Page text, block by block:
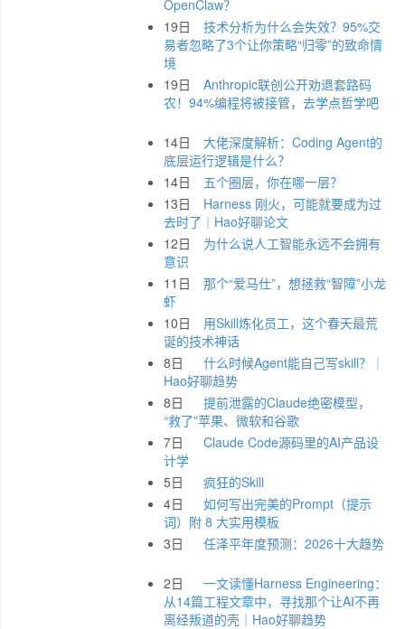
OpenClaw？
19日
技术分析为什么会失效？95%交
易者忽略了3个让你策略“归零”的致命情
境
19日
Anthropic联创公开劝退套路码
农！94%编程将被接管，去学点哲学吧
14日
大佬深度解析：Coding Agent的
底层运行逻辑是什么？
14日
五个圈层，你在哪一层？
13日
Harness 刚火，可能就要成为过
去时了｜Hao好聊论文
12日
为什么说人工智能永远不会拥有
意识
11日
那个“爱马仕”，想拯救“智障”小龙
虾
10日
用Skill炼化员工，这个春天最荒
诞的技术神话
8日
什么时候Agent能自己写skill？｜
Hao好聊趋势
8日
提前泄露的Claude绝密模型，
“救了”苹果、微软和谷歌
7日
Claude Code源码里的AI产品设
计学
5日
疯狂的Skill
4日
如何写出完美的Prompt（提示
词）附 8 大实用模板
3日
任泽平年度预测：2026十大趋势
2日
一文读懂Harness Engineering：
从14篇工程文章中，寻找那个让AI不再
离经叛道的壳｜Hao好聊趋势